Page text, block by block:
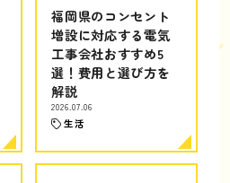
福岡県のコンセント
増設に対応する電気
工事会社おすすめ5
選！費用と選び方を
解説
2026.07.06
生活